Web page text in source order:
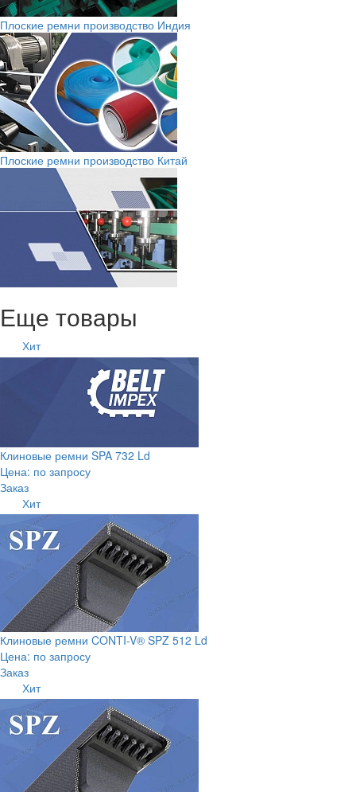
Плоские ремни производство Индия
Плоские ремни производство Китай
Еще товары
Хит
Клиновые ремни SPA 732 Ld
Цена: по запросу
Заказ
Хит
Клиновые ремни CONTI-V® SPZ 512 Ld
Цена: по запросу
Заказ
Хит